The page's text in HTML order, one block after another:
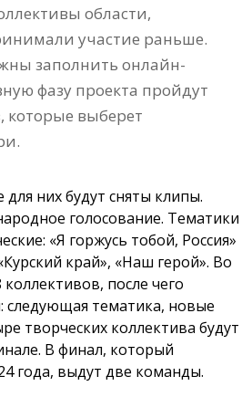
области,
участие раньше.
заполнить онлайн-
фазу проекта пройдут
которые выберет
них будут сняты клипы.
голосование. Тематики
«Я горжусь тобой, Россия»
край», «Наш герой». Во
после чего
следующая тематика, новые
творческих коллектива будут
В финал, который
года, выдут две команды.